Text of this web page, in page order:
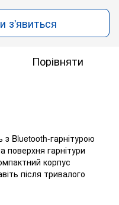
з'явиться
Порівняти
з Bluetooth-гарнітурою
поверхня гарнітури
корпус
після тривалого